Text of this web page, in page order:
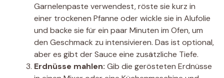
Garnelenpaste verwendest, röste sie kurz in
einer trockenen Pfanne oder wickle sie in Alufolie
und backe sie für ein paar Minuten im Ofen, um
den Geschmack zu intensivieren. Das ist optional,
aber es gibt der Sauce eine zusätzliche Tiefe.
Erdnüsse mahlen: Gib die gerösteten Erdnüsse